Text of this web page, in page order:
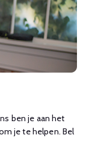
ben je aan het
je te helpen. Bel